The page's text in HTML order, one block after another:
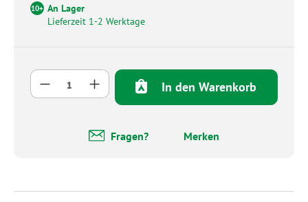
10+ An Lager
Lieferzeit 1-2 Werktage
Produkt Anzahl: Gib den gewünschten
In den Warenkorb
Fragen? Merken